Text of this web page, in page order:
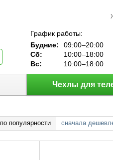
График работы:
Будние:
09:00–20:00
Сб:
10:00–18:00
Вс:
10:00–18:00
Чехлы для
по популярности сначала